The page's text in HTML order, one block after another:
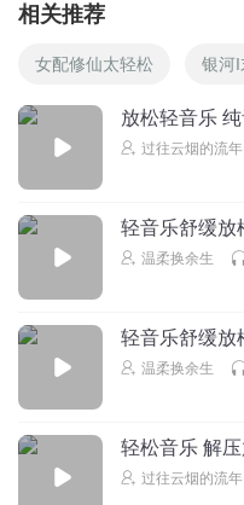
相关推荐
女配修仙太轻松 银河I
放松轻音乐
过往云烟的流年
轻音乐舒缓放
温柔换余生
轻音乐舒缓放
温柔换余生
轻松音乐 解
过往云烟的流年